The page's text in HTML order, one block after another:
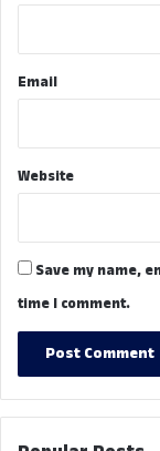
Email
Website
Save my name,
time I comment.